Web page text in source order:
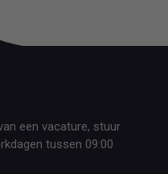
een vacature, stuur
tussen 09:00